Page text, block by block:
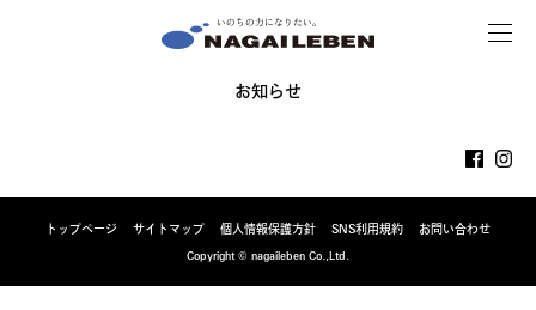
MENU
お知らせ
トップページ サイトマップ 個人情報保護方針 SNS利用規約
お問い合わせ
Copyright © nagaileben Co.,Ltd.